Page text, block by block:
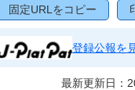
固定URLをコピー
登録公報を
最新更新日：